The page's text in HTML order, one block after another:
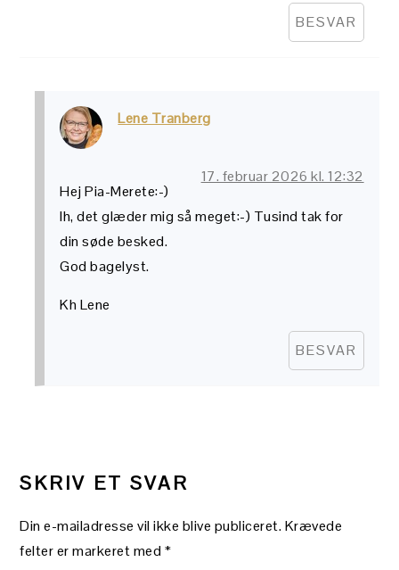
BESVAR
Lene Tranberg
17. februar 2026 kl. 12:32
Hej Pia-Merete:-)
Ih, det glæder mig så meget:-) Tusind tak for
din søde besked.
God bagelyst.
Kh Lene
BESVAR
SKRIV ET SVAR
Din e-mailadresse vil ikke blive publiceret.Krævede
felter er markeret med *